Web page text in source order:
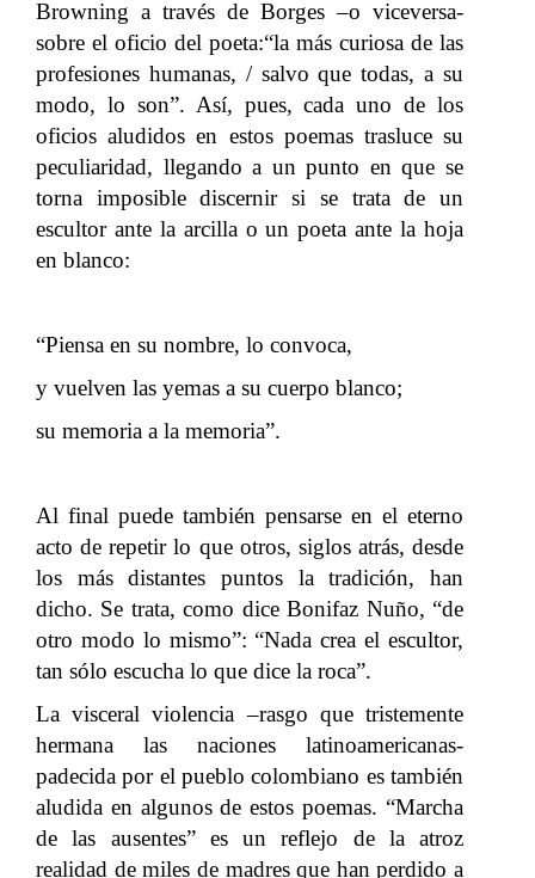
Browning a través de Borges –o viceversa-
sobre el oficio del poeta:“la más curiosa de las
profesiones humanas, / salvo que todas, a su
modo, lo son”. Así, pues, cada uno de los
oficios aludidos en estos poemas trasluce su
peculiaridad, llegando a un punto en que se
torna imposible discernir si se trata de un
escultor ante la arcilla o un poeta ante la hoja
en blanco:
“Piensa en su nombre, lo convoca,
y vuelven las yemas a su cuerpo blanco;
su memoria a la memoria”.
Al final puede también pensarse en el eterno
acto de repetir lo que otros, siglos atrás, desde
los más distantes puntos la tradición, han
dicho. Se trata, como dice Bonifaz Nuño, “de
otro modo lo mismo”: “Nada crea el escultor,
tan sólo escucha lo que dice la roca”.
La visceral violencia –rasgo que tristemente
hermana las naciones latinoamericanas-
padecida por el pueblo colombiano es también
aludida en algunos de estos poemas. “Marcha
de las ausentes” es un reflejo de la atroz
realidad de miles de madres que han perdido a